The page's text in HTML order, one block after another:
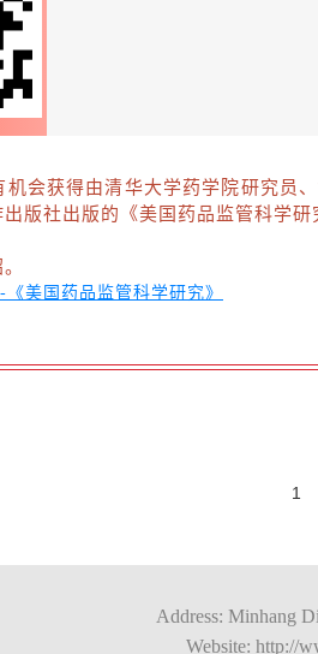
会获得由清华大学药学院研究员
版社出版的《美国药品监管科学研
美国药品监管科学研究》
1
Address: Minhang
Website: http://